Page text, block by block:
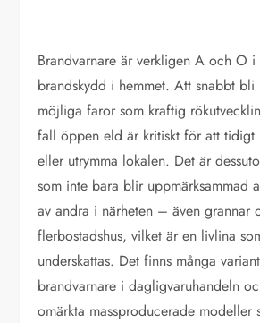
Brandvarnare är verkligen A och O
brandskydd i hemmet. Att snabbt bli
möjliga faror som kraftig
fall öppen eld är kritiskt för att tidigt
eller utrymma lokalen. Det är
som inte bara blir uppmärksammad
av andra i närheten – även grannar
flerbostadshus, vilket är en livlina
underskattas. Det finns många
brandvarnare i dagligvaruhandeln
omärkta massproducerade modeller